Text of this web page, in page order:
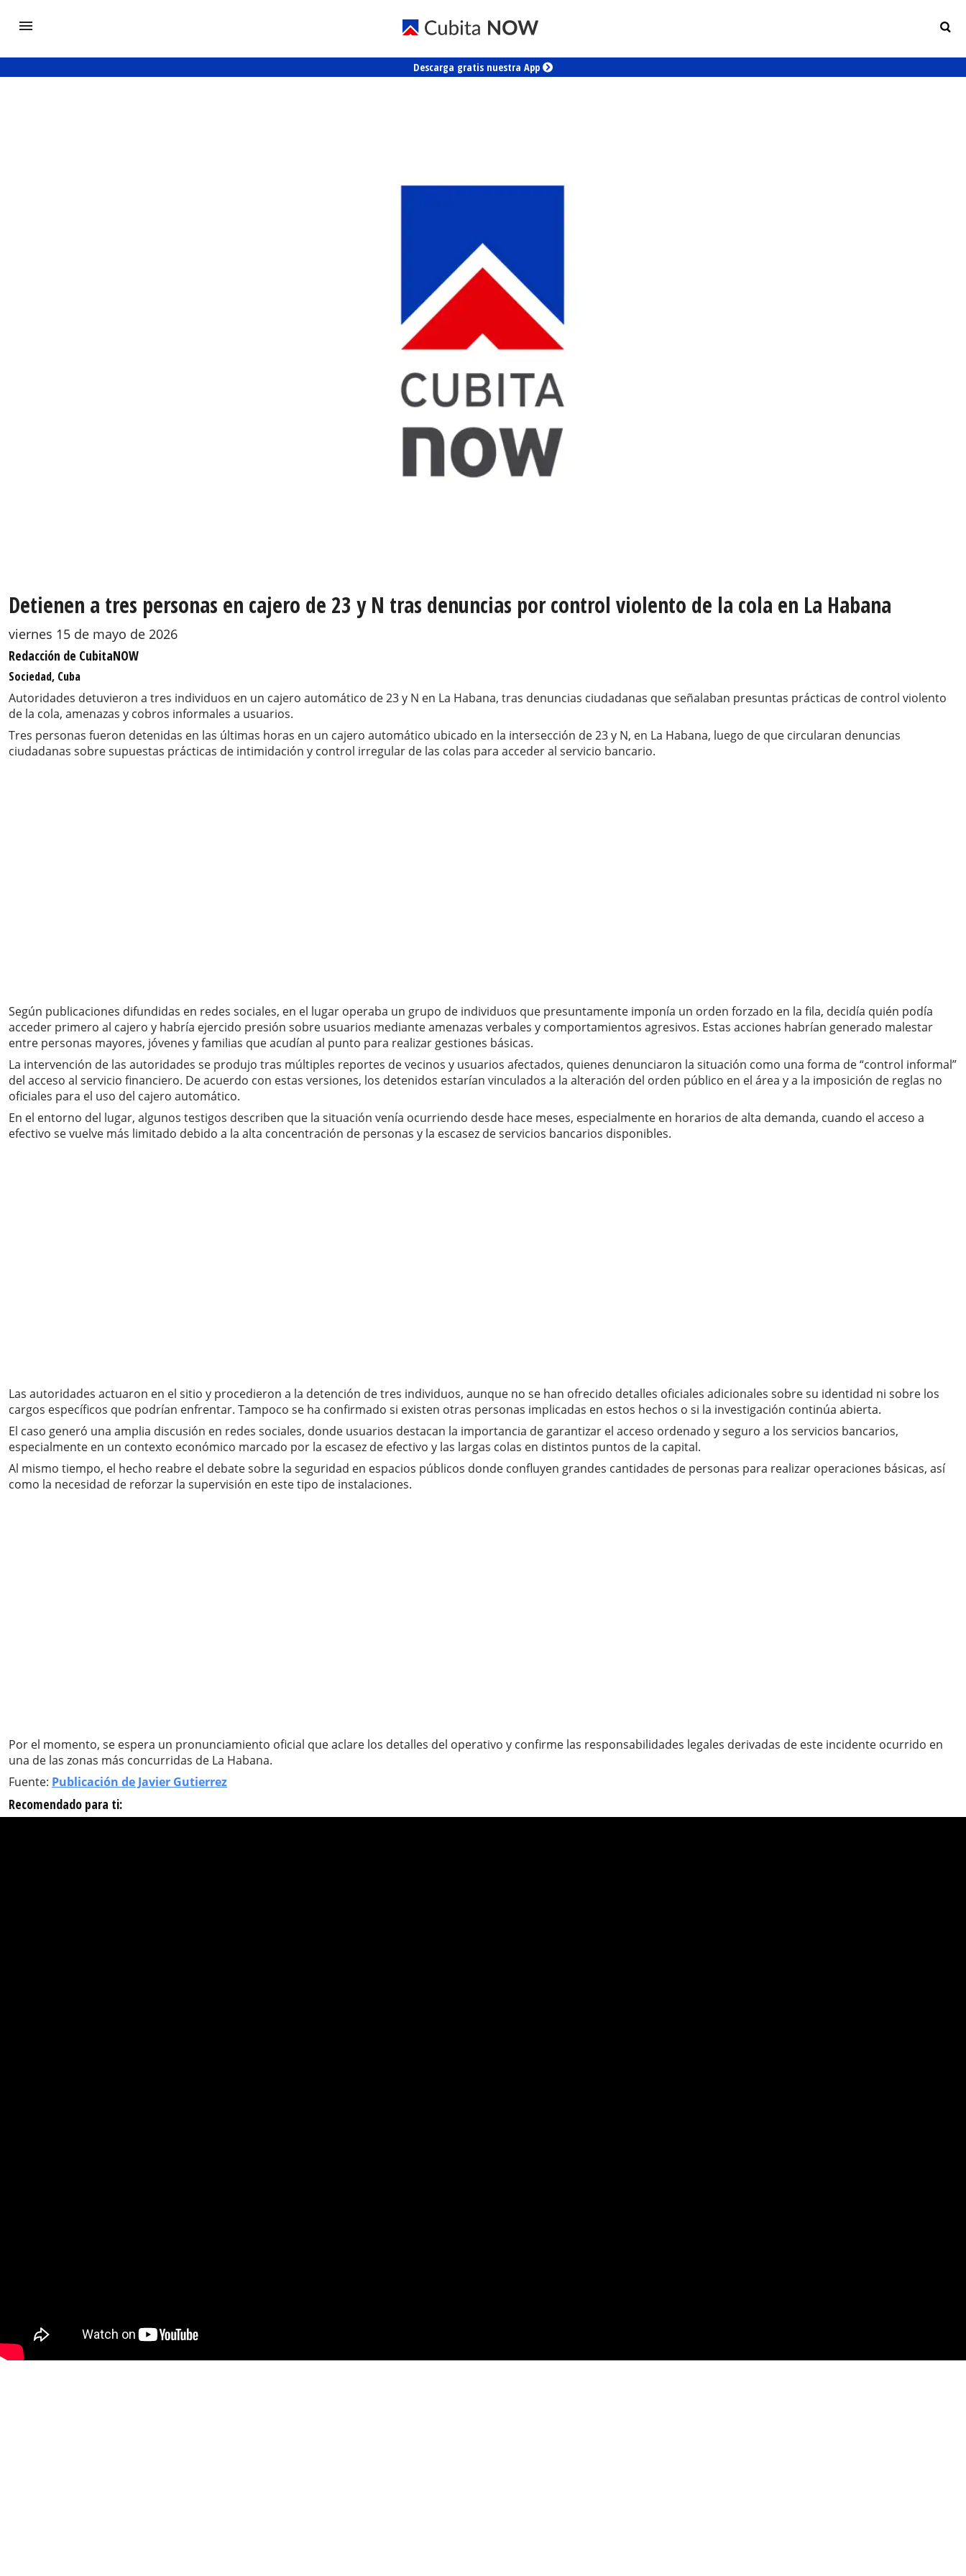
Descarga gratis nuestra App
Detienen a tres personas en cajero de 23 y N tras denuncias por control violento de la cola en La Habana
viernes 15 de mayo de 2026
Redacción de CubitaNOW
Sociedad, Cuba
Autoridades detuvieron a tres individuos en un cajero automático de 23 y N en La Habana, tras denuncias ciudadanas que señalaban presuntas prácticas de control violento
de la cola, amenazas y cobros informales a usuarios.
Tres personas fueron detenidas en las últimas horas en un cajero automático ubicado en la intersección de 23 y N, en La Habana, luego de que circularan denuncias
ciudadanas sobre supuestas prácticas de intimidación y control irregular de las colas para acceder al servicio bancario.
Según publicaciones difundidas en redes sociales, en el lugar operaba un grupo de individuos que presuntamente imponía un orden forzado en la fila, decidía quién podía
acceder primero al cajero y habría ejercido presión sobre usuarios mediante amenazas verbales y comportamientos agresivos. Estas acciones habrían generado malestar
entre personas mayores, jóvenes y familias que acudían al punto para realizar gestiones básicas.
La intervención de las autoridades se produjo tras múltiples reportes de vecinos y usuarios afectados, quienes denunciaron la situación como una forma de “control informal”
del acceso al servicio financiero. De acuerdo con estas versiones, los detenidos estarían vinculados a la alteración del orden público en el área y a la imposición de reglas no
oficiales para el uso del cajero automático.
En el entorno del lugar, algunos testigos describen que la situación venía ocurriendo desde hace meses, especialmente en horarios de alta demanda, cuando el acceso a
efectivo se vuelve más limitado debido a la alta concentración de personas y la escasez de servicios bancarios disponibles.
Las autoridades actuaron en el sitio y procedieron a la detención de tres individuos, aunque no se han ofrecido detalles oficiales adicionales sobre su identidad ni sobre los
cargos específicos que podrían enfrentar. Tampoco se ha confirmado si existen otras personas implicadas en estos hechos o si la investigación continúa abierta.
El caso generó una amplia discusión en redes sociales, donde usuarios destacan la importancia de garantizar el acceso ordenado y seguro a los servicios bancarios,
especialmente en un contexto económico marcado por la escasez de efectivo y las largas colas en distintos puntos de la capital.
Al mismo tiempo, el hecho reabre el debate sobre la seguridad en espacios públicos donde confluyen grandes cantidades de personas para realizar operaciones básicas, así
como la necesidad de reforzar la supervisión en este tipo de instalaciones.
Por el momento, se espera un pronunciamiento oficial que aclare los detalles del operativo y confirme las responsabilidades legales derivadas de este incidente ocurrido en
una de las zonas más concurridas de La Habana.
Fuente: Publicación de Javier Gutierrez
Recomendado para ti: